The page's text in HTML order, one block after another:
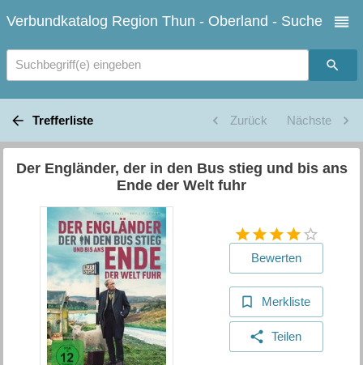
Verbundkatalog Region Thun - Oberland - Suche
Suchbegriff(e) eingeben
Trefferliste Zurück Nächste
Der Engländer, der in den Bus stieg und bis ans
Ende der Welt fuhr
Bewerten
Merkliste
Teilen